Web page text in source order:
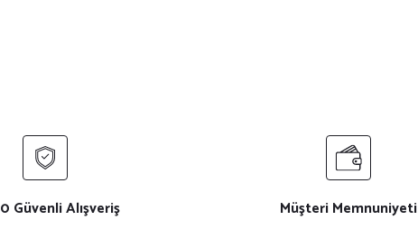
Güvenli Alışveriş Müşteri Memnuniyeti